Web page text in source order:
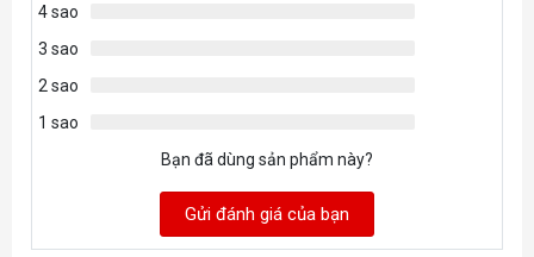
4 sao
3 sao
2 sao
1 sao
Bạn đã dùng sản phẩm này?
Gửi đánh giá của bạn